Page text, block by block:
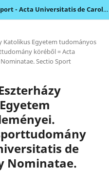
Acta Universitatis: Sectio Sport - Acta Universitatis de Carolo Eszterházy Nominatae
Katolikus Egyetem tudományos
köréből = Acta
Sectio Sport
de
Nominatae.